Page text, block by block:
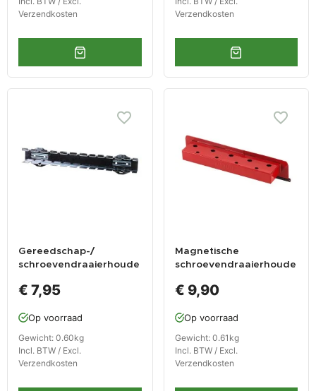
Verzendkosten
Verzendkosten
Gereedschap-/
schroevendraaierhoude
€ 7,95
Op voorraad
Gewicht: 0.60kg
Incl. BTW / Excl.
Verzendkosten
Magnetische
schroevendraaierhoude
€ 9,90
Op voorraad
Gewicht: 0.61kg
Incl. BTW / Excl.
Verzendkosten